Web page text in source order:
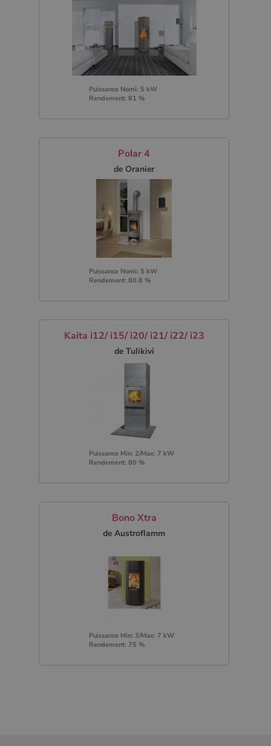
Puissance Nomi: 5 kW
Rendement: 81 %
Polar 4
de Oranier
Puissance Nomi: 5 kW
Rendement: 80.8 %
Kaita i12/ i15/ i20/ i21/ i22/ i23
de Tulikivi
Puissance Min: 2/Max: 7 kW
Rendement: 80 %
Bono Xtra
de Austroflamm
Puissance Min: 3/Max: 7 kW
Rendement: 75 %